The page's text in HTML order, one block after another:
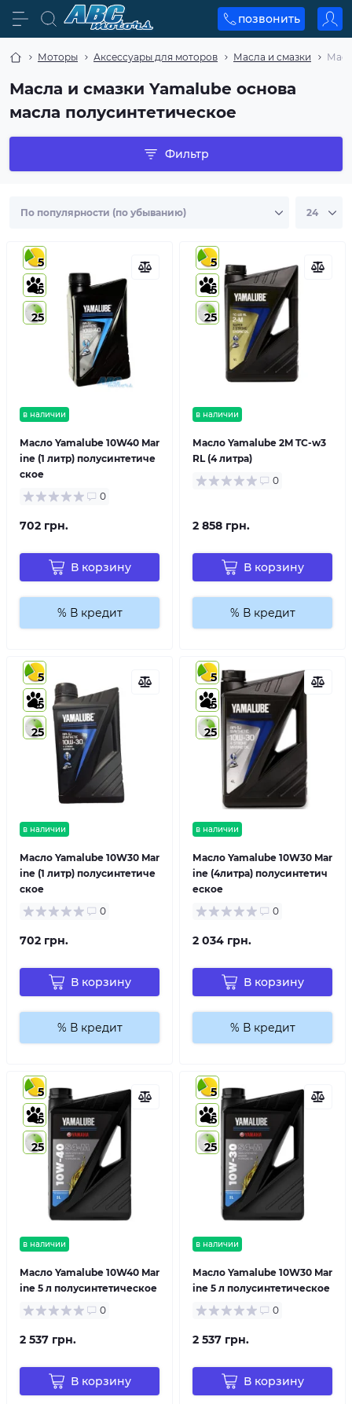
позвонить
Моторы Аксессуары для моторов Масла и смазки
Масла и смазки Yamalube основа
масла полусинтетическое
Фильтр
в наличии
Масло Yamalube 10W40 Mar
ine (1 литр) полусинтетиче
ское
5
5
25
0
702 грн.
В корзину
% В кредит
в наличии
Масло Yamalube 2M TC-w3
RL (4 литра)
5
5
25
0
2 858 грн.
В корзину
% В кредит
в наличии
Масло Yamalube 10W30 Mar
ine (1 литр) полусинтетиче
ское
5
5
25
0
702 грн.
В корзину
% В кредит
в наличии
Масло Yamalube 10W30 Mar
ine (4литра) полусинтетич
еское
5
5
25
0
2 034 грн.
В корзину
% В кредит
в наличии
Масло Yamalube 10W40 Mar
ine 5 л полусинтетическое
5
5
25
0
2 537 грн.
В корзину
в наличии
Масло Yamalube 10W30 Mar
ine 5 л полусинтетическое
5
5
25
0
2 537 грн.
В корзину